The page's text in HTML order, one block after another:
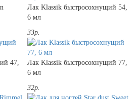
Лак Klassik быстросохнущий 54,
6 мл
33р.
47,
Лак Klassik быстросохнущий 77,
6 мл
32р.